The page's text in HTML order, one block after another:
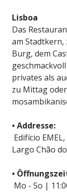
Lisboa
Das
am Stadtkern,
Burg, dem
privates als
zu Mittag
• Addresse:
Edifício
Largo Chão
•
Mo - So |